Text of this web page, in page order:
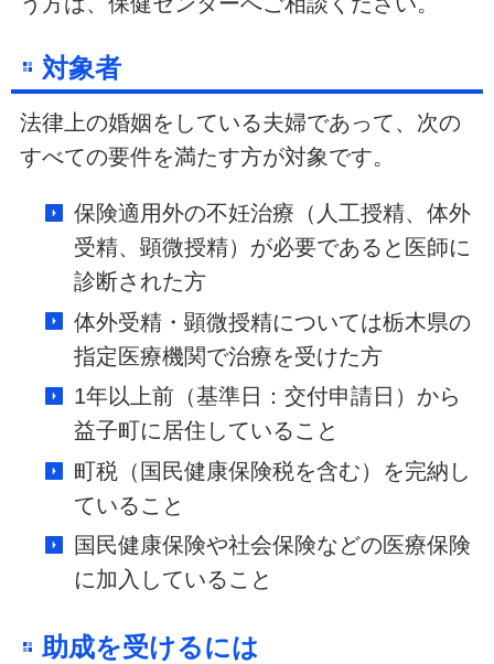
対象者
法律上の婚姻をしている夫婦であって、次の
すべての要件を満たす方が対象です。
保険適用外の不妊治療（人工授精、体外
受精、顕微授精）が必要であると医師に
診断された方
体外受精・顕微授精については栃木県の
指定医療機関で治療を受けた方
1年以上前（基準日：交付申請日）から
益子町に居住していること
町税（国民健康保険税を含む）を完納し
ていること
国民健康保険や社会保険などの医療保険
に加入していること
助成を受けるには